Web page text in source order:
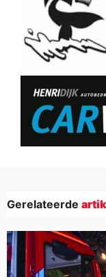
Gerelateerde